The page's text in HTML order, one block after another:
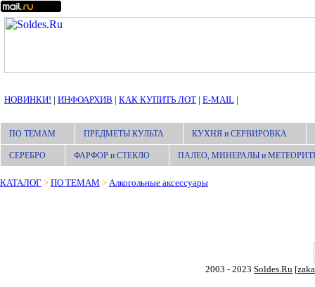
НОВИНКИ! | ИНФОАРХИВ | КАК КУПИТЬ ЛОТ | E-MAIL |
ПО ТЕМАМ ПРЕДМЕТЫ КУЛЬТА КУХНЯ и СЕРВИРОВКА
СЕРЕБРО ФАРФОР и СТЕКЛО ПАЛЕО, МИНЕРАЛЫ и
КАТАЛОГ > ПО ТЕМАМ > Алкогольные аксессуары
2003 - 2023 Soldes.Ru [